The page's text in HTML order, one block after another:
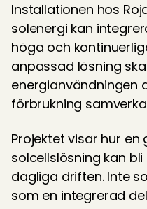
Installationen hos
solenergi kan
höga och
anpassad lösning
energianvändningen
förbrukning
Projektet visar hur
solcellslösning kan
dagliga driften. Inte
som en integrerad